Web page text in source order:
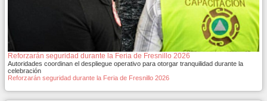
Reforzarán seguridad durante la Feria de Fresnillo 2026
Autoridades coordinan el despliegue operativo para otorgar tranquilidad durante la
celebración
Reforzarán seguridad durante la Feria de Fresnillo 2026